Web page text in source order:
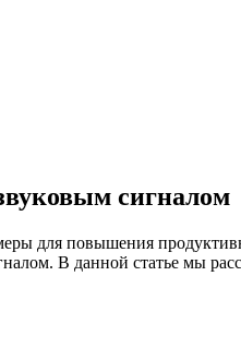
сигналом
для повышения
В данной статье мы